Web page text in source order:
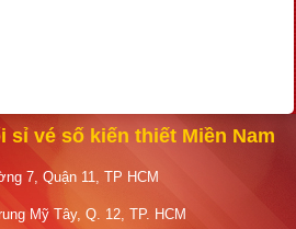
vé số kiến thiết Miền Nam
7, Quận 11, TP HCM
Mỹ Tây, Q. 12, TP. HCM